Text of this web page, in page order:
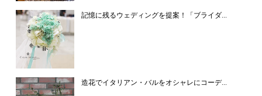
記憶に残るウェディングを提案！「ブライダ...
造花でイタリアン・バルをオシャレにコーデ...